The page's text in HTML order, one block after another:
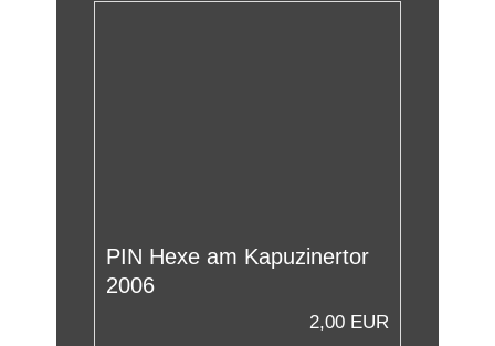
PIN Hexe am Kapuzinertor
2006
2,00 EUR